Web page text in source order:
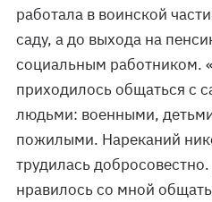
работала в воинской
саду, а до выхода на
социальным работником.
приходилось общаться с
людьми: военными,
пожилыми. Нареканий
трудилась
нравилось со мной